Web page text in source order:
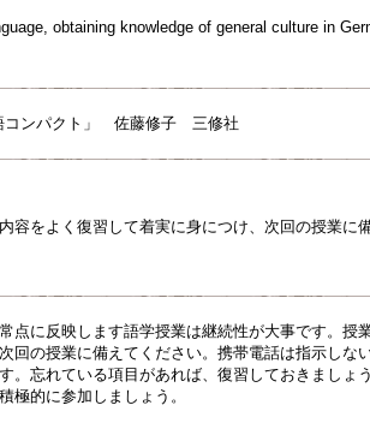
obtaining knowledge of general culture in
コンパクト」 佐藤修子 三修社
容をよく復習して着実に身につけ、次回の授業に
点に反映します語学授業は継続性が大事です。授
回の授業に備えてください。携帯電話は指示しな
忘れている項目があれば、復習しておきましょう
極的に参加しましょう。